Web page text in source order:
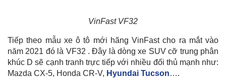
VinFast VF32
Tiếp theo mẫu xe ô tô mới hãng VinFast cho ra mắt vào
năm 2021 đó là VF32 . Đây là dòng xe SUV cỡ trung phân
khúc D sẽ cạnh tranh trực tiếp với nhiều đối thủ mạnh như:
Mazda CX-5, Honda CR-V, Hyundai Tucson….